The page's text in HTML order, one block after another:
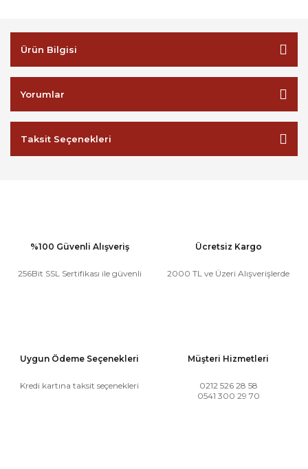
Ürün Bilgisi
Yorumlar
Taksit Seçenekleri
%100 Güvenli Alışveriş
256Bit SSL Sertifikası ile güvenli
Ücretsiz Kargo
2000 TL ve Üzeri Alışverişlerde
Uygun Ödeme Seçenekleri
Kredi kartına taksit seçenekleri
Müşteri Hizmetleri
0212 526 28 58
0541 300 29 70